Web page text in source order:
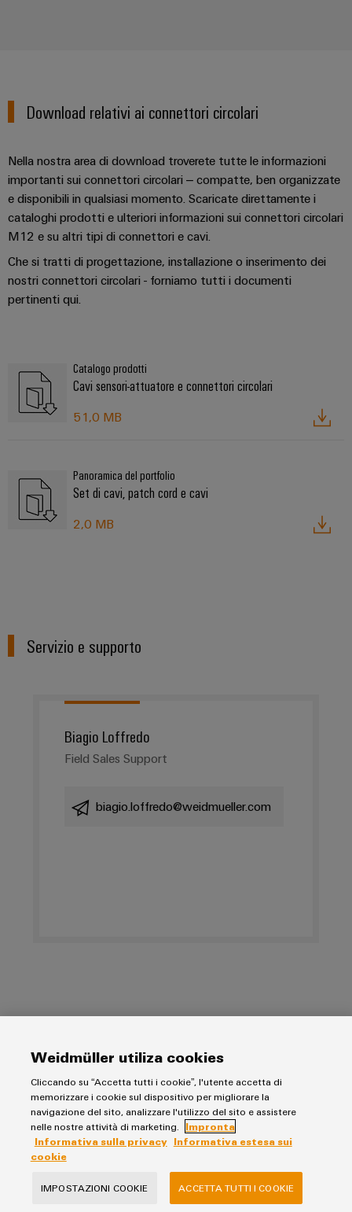
Download relativi ai connettori circolari
Nella nostra area di download troverete tutte le informazioni
importanti sui connettori circolari – compatte, ben organizzate
e disponibili in qualsiasi momento. Scaricate direttamente i
cataloghi prodotti e ulteriori informazioni sui connettori circolari
M12 e su altri tipi di connettori e cavi.
Che si tratti di progettazione, installazione o inserimento dei
nostri connettori circolari - forniamo tutti i documenti
pertinenti qui.
Catalogo prodotti
Cavi sensori-attuatore e connettori circolari
51,0 MB
Panoramica del portfolio
Set di cavi, patch cord e cavi
2,0 MB
Servizio e supporto
Biagio Loffredo
Field Sales Support
biagio.loffredo@weidmueller.com
Informativa sulla privacy
Impronta
Informativa estesa sui cookie
Weidmüller Italia
20092 Cinisello Balsamo MI
Weidmüller utiliza cookies
Cliccando su “Accetta tutti i cookie”, l'utente accetta di
memorizzare i cookie sul dispositivo per migliorare la
navigazione del sito, analizzare l'utilizzo del sito e assistere
nelle nostre attività di marketing.
Impronta
Informativa sulla privacy Informativa estesa sui
cookie
IMPOSTAZIONI COOKIE ACCETTA TUTTI I COOKIE